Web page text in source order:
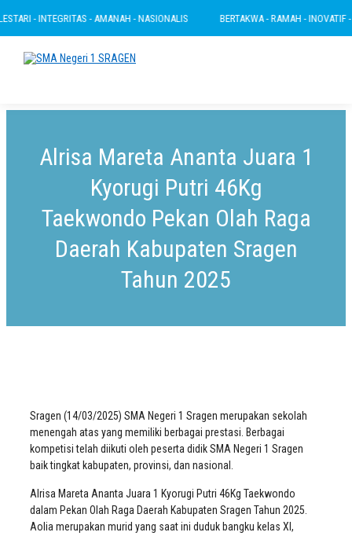
- INTEGRITAS - AMANAH - NASIONALIS BERTAKWA - RAMAH - INOVATIF -
Alrisa Mareta Ananta Juara 1
Kyorugi Putri 46Kg
Taekwondo Pekan Olah Raga
Daerah Kabupaten Sragen
Tahun 2025
Sragen (14/03/2025) SMA Negeri 1 Sragen merupakan sekolah
menengah atas yang memiliki berbagai prestasi. Berbagai
kompetisi telah diikuti oleh peserta didik SMA Negeri 1 Sragen
baik tingkat kabupaten, provinsi, dan nasional.
Alrisa Mareta Ananta Juara 1 Kyorugi Putri 46Kg Taekwondo
dalam Pekan Olah Raga Daerah Kabupaten Sragen Tahun 2025.
Aolia merupakan murid yang saat ini duduk bangku kelas XI,